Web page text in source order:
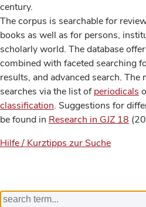
century.
The corpus is searchable for
books as well as for persons,
scholarly world. The database
combined with faceted searching
results, and advanced search.
searches via the list ofperiodicals
classification. Suggestions for
be found in Research in GJZ 18
Hilfe / Kurztipps zur Suche